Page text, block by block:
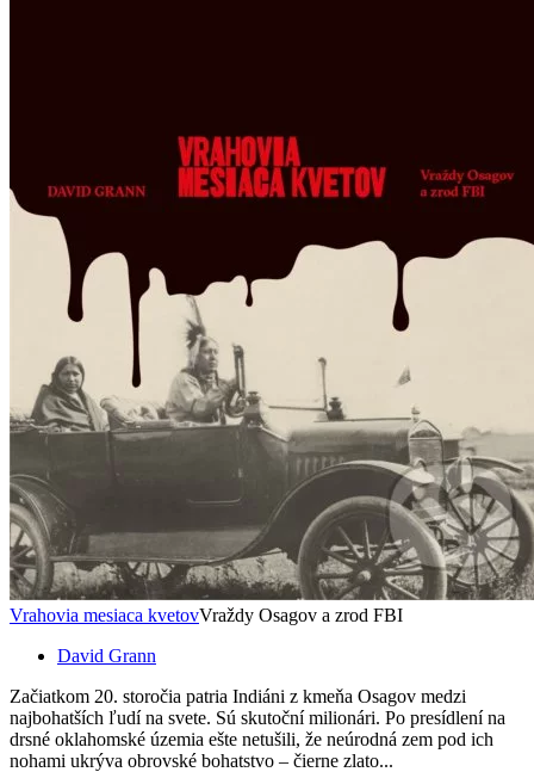
Vrahovia mesiaca kvetovVraždy Osagov a zrod FBI
David Grann
Začiatkom 20. storočia patria Indiáni z kmeňa Osagov medzi
najbohatších ľudí na svete. Sú skutoční milionári. Po presídlení na
drsné oklahomské územia ešte netušili, že neúrodná zem pod ich
nohami ukrýva obrovské bohatstvo – čierne zlato...